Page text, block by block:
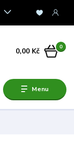
Menu
0
0,00 Kč